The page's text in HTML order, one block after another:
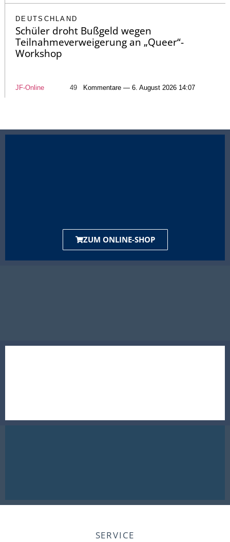
DEUTSCHLAND
Schüler droht Bußgeld wegen
Teilnahmeverweigerung an „Queer“-
Workshop
JF-Online 49 Kommentare — 6. August 2026 14:07
ZUM ONLINE-SHOP
SERVICE